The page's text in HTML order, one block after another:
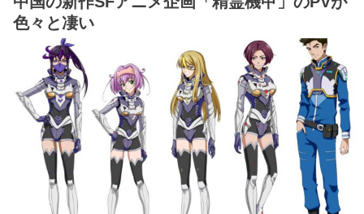
色々と凄い